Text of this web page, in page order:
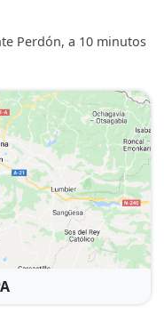
Perdón, a 10 minutos